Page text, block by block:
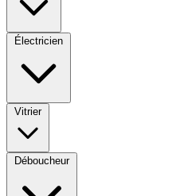
Électricien
Vitrier
Déboucheur